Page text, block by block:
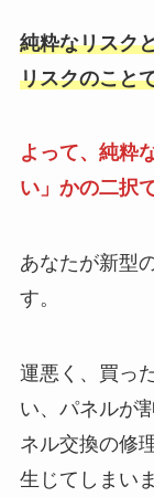
純粋なリスク
リスクのこと
よって、純粋
い」かの二択
あなたが新型
す。
運悪く、買っ
い、パネルが
ネル交換の修
生じてしまい